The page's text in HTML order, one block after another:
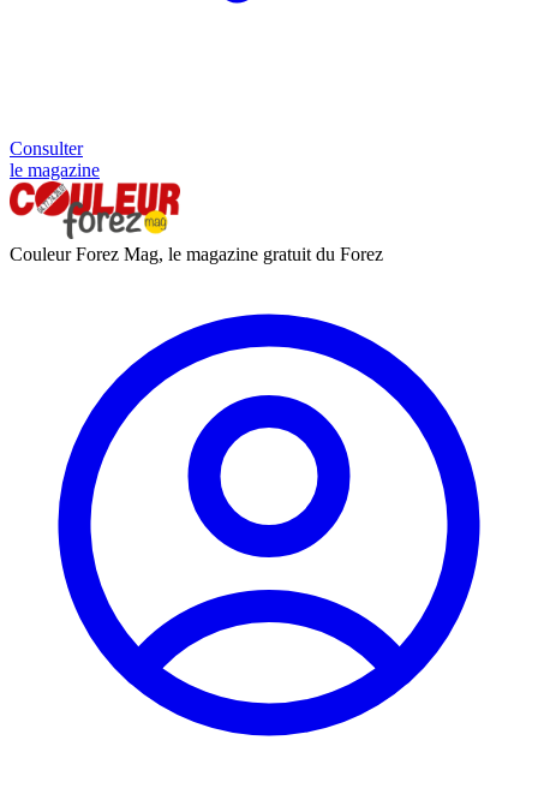
Consulter
le magazine
Couleur Forez Mag, le magazine gratuit du Forez